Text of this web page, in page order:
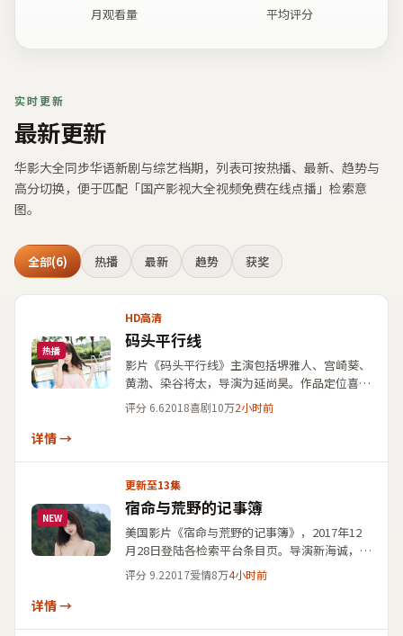
月观看量 平均评分
实时更新
最新更新
华影大全同步华语新剧与综艺档期，列表可按热播、最新、趋势与
高分切换，便于匹配「国产影视大全视频免费在线点播 」检索意
图。
全部(6) 热播 最新 趋势 获奖
热播
HD高清
码头平行线
影片《码头平行线》主演包括堺雅人、宫崎葵、
黄渤、染谷将太，导演为延尚昊。作品定位喜剧
片，出品关联英国，公开资料标注首映日期为
评分 6.62018喜剧10万2小时前
详情 →
NEW
更新至13集
宿命与荒野的记事簿
美国影片《宿命与荒野的记事簿》，2017年12
月28日登陆各检索平台条目页。导演新海诚，主
演黄渤、妻夫木聪、葛优。影片类型标注为爱
评分 9.22017爱情8万4小时前
详情 →